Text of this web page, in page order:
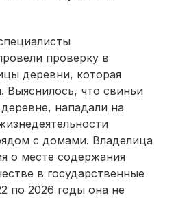
проверку в
деревни, которая
Выяснилось, что свиньи
нападали на
с домами. Владелица
о месте содержания
в государственные
по 2026 годы она не